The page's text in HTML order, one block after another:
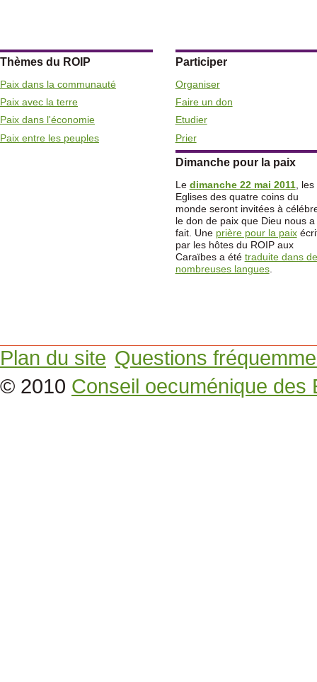
Thèmes du ROIP
Paix dans la communauté
Paix avec la terre
Paix dans l'économie
Paix entre les peuples
Participer
Organiser
Faire un don
Etudier
Prier
Dimanche pour la paix
Le dimanche 22 mai 2011, les
Eglises des quatre coins du
monde seront invitées à
le don de paix que Dieu nous a
fait. Une prière pour la paix
par les hôtes du ROIP aux
Caraïbes a été traduite dans de
nombreuses langues.
Plan du site Questions
© 2010 Conseil oecuménique des